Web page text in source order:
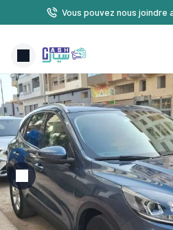
Vous pouvez nous joindre